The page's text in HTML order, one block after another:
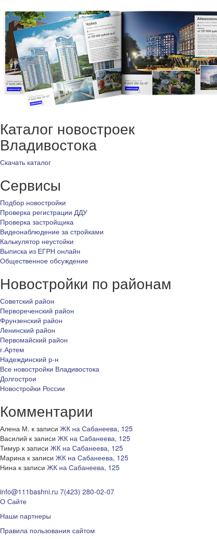
Каталог новостроек
Владивостока
Скачать каталог
Сервисы
Подбор новостройки
Проверка регистрации ДДУ
Проверка застройщика
Видеонаблюдение за стройками
Калькулятор неустойки
Выписка из ЕГРН онлайн
Общественное обсуждение
Новостройки по районам
Советский район
Первореченский район
Фрунзенский район
Ленинский район
Первомайский район
г.Артем
Надеждинский р-н
Все новостройки Владивостока
Долгострои
Новостройки России
Комментарии
Алена М. к записи ЖК на Сабанеева, 125
Василий к записи ЖК на Сабанеева, 125
Тимур к записи ЖК на Сабанеева, 125
Марина к записи ЖК на Сабанеева, 125
Нина к записи ЖК на Сабанеева, 125
info@111bashni.ru 7(423) 280-02-07
О Сайте
Наши партнеры
Правила пользования сайтом